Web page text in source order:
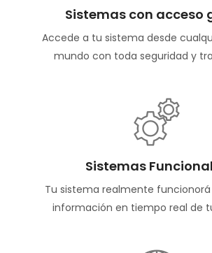
Sistemas con acceso
Accede a tu sistema desde
mundo con toda seguridad y
Sistemas
Tu sistema realmente
información en tiempo real de